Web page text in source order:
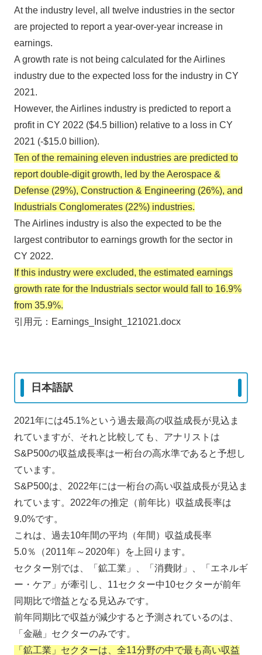
At the industry level, all twelve industries in the sector
are projected to report a year-over-year increase in
earnings.
A growth rate is not being calculated for the Airlines
industry due to the expected loss for the industry in CY
2021.
However, the Airlines industry is predicted to report a
profit in CY 2022 ($4.5 billion) relative to a loss in CY
2021 (-$15.0 billion).
Ten of the remaining eleven industries are predicted to
report double-digit growth, led by the Aerospace &
Defense (29%), Construction & Engineering (26%), and
Industrials Conglomerates (22%) industries.
The Airlines industry is also the expected to be the
largest contributor to earnings growth for the sector in
CY 2022.
If this industry were excluded, the estimated earnings
growth rate for the Industrials sector would fall to 16.9%
from 35.9%.
引用元：Earnings_Insight_121021.docx
日本語訳
2021年には45.1%という過去最高の収益成長が見込ま
れていますが、それと比較しても、アナリストは
S&P500の収益成長率は一桁台の高水準であると予想し
ています。
S&P500は、2022年には一桁台の高い収益成長が見込ま
れています。2022年の推定（前年比）収益成長率は
9.0%です。
これは、過去10年間の平均（年間）収益成長率
5.0％（2011年～2020年）を上回ります。
セクター別では、「鉱工業」、「消費財」、「エネルギ
ー・ケア」が牽引し、11セクター中10セクターが前年
同期比で増益となる見込みです。
前年同期比で収益が減少すると予測されているのは、
「金融」セクターのみです。
「鉱工業」セクターは、全11分野の中で最も高い収益